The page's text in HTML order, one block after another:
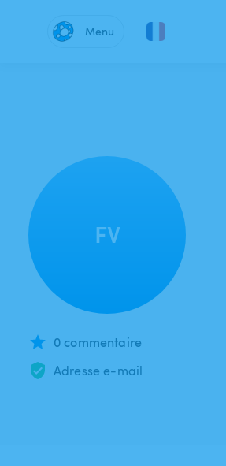
Menu
FV
0 commentaire
Adresse e-mail